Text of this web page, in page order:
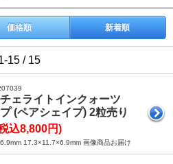
価格順 新着順
15 / 15
ェライトインクォーツ
(ペアシェイプ) 2粒売り
込8,800円)
17.3×11.7×6.9mm 画像商品お届け